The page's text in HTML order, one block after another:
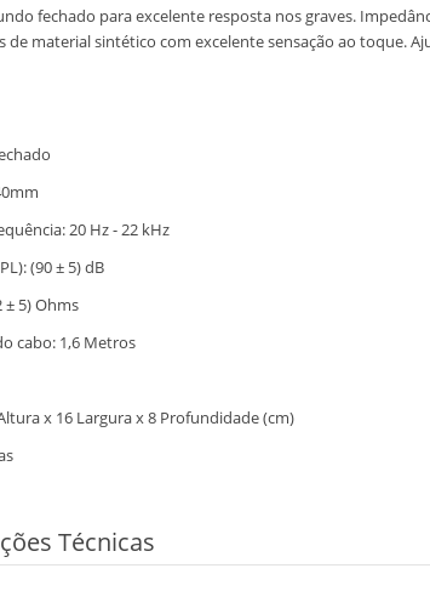
fechado para excelente resposta nos graves.
de material sintético com excelente sensação ao toque.
20 Hz - 22 kHz
(90± 5) dB
± 5) Ohms
cabo: 1,6 Metros
x 16 Largura x 8 Profundidade (cm)
Técnicas